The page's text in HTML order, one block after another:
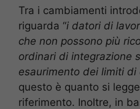
Tra i cambiamenti
riguarda “i datori di
che non possono più
ordinari di integrazione
esaurimento dei limiti di
questo è quanto si
riferimento. Inoltre, in